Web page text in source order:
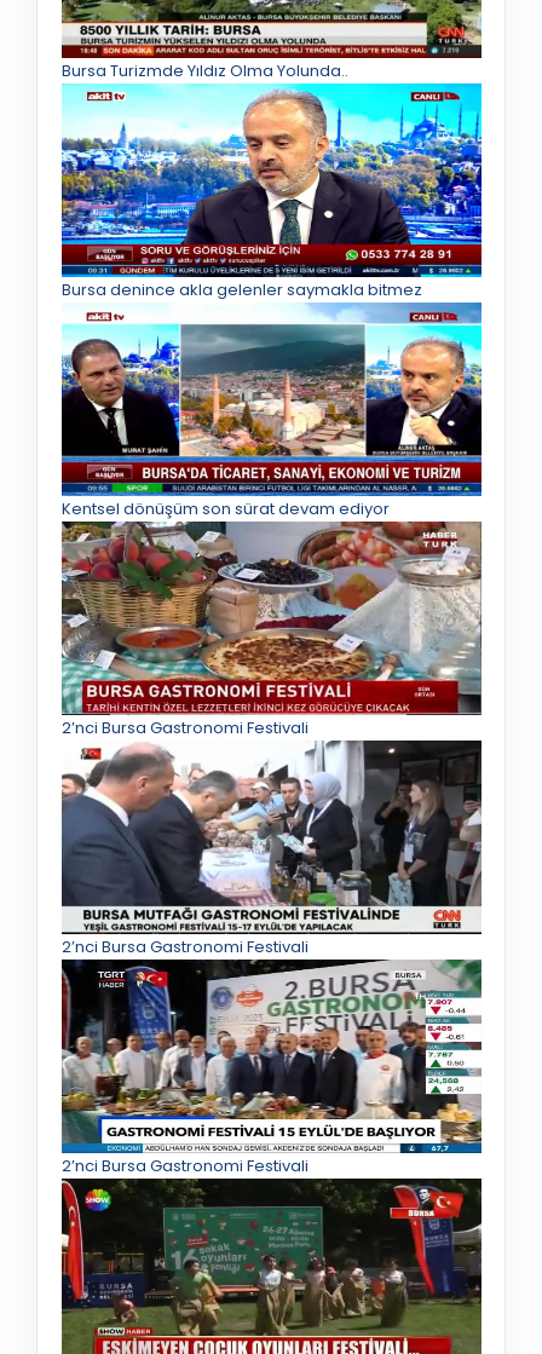
Bursa Turizmde Yıldız Olma Yolunda..
Bursa denince akla gelenler saymakla bitmez
Kentsel dönüşüm son sürat devam ediyor
2’nci Bursa Gastronomi Festivali
2’nci Bursa Gastronomi Festivali
2’nci Bursa Gastronomi Festivali